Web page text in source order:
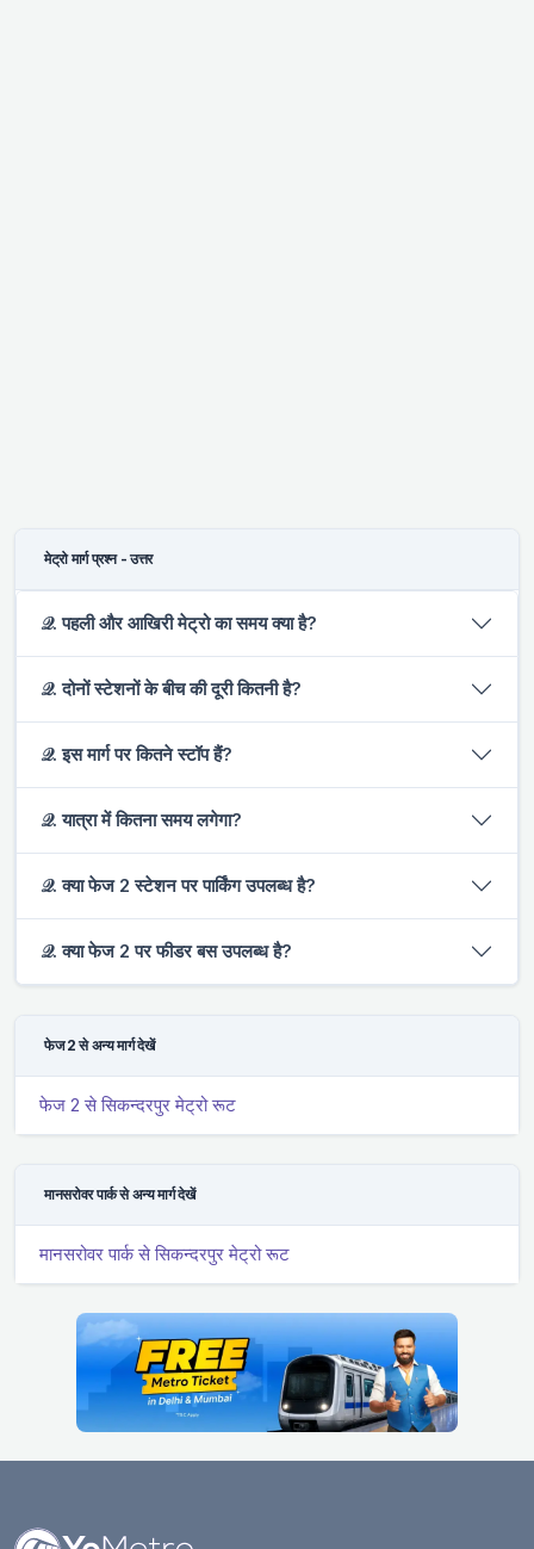
मेट्रो मार्ग प्रश्न - उत्तर
𝒬. पहली और आखिरी मेट्रो का समय क्या है?
𝒬. दोनों स्टेशनों के बीच की दूरी कितनी है?
𝒬. इस मार्ग पर कितने स्टॉप हैं?
𝒬. यात्रा में कितना समय लगेगा?
𝒬. क्या फेज 2 स्टेशन पर पार्किंग उपलब्ध है?
𝒬. क्या फेज 2 पर फीडर बस उपलब्ध है?
फेज 2 से अन्य मार्ग देखें
फेज 2 से सिकन्दरपुर मेट्रो रूट
मानसरोवर पार्क से अन्य मार्ग देखें
मानसरोवर पार्क से सिकन्दरपुर मेट्रो रूट